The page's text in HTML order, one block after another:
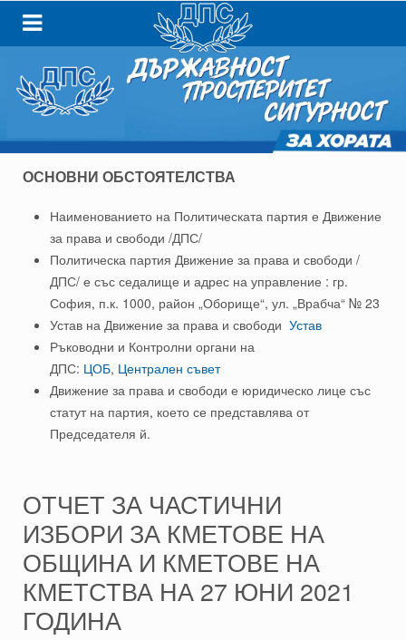
ОСНОВНИ ОБСТОЯТЕЛСТВА
Наименованието на Политическата партия е Движение
за права и свободи /ДПС/
Политическа партия Движение за права и свободи /
ДПС/ е със седалище и адрес на управление : гр.
София, п.к. 1000, район „Оборище“, ул. „Врабча“ № 23
Устав на Движение за права и свободи Устав
Ръководни и Контролни органи на
ДПС: ЦОБ, Централен съвет
Движение за права и свободи е юридическо лице със
статут на партия, което се представлява от
Председателя й.
ОТЧЕТ ЗА ЧАСТИЧНИ
ИЗБОРИ ЗА КМЕТОВЕ НА
ОБЩИНА И КМЕТОВЕ НА
КМЕТСТВА НА 27 ЮНИ 2021
ГОДИНА